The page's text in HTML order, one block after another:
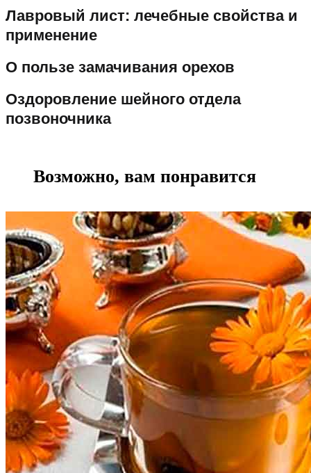
Лавровый лист: лечебные свойства и
применение
О пользе замачивания орехов
Оздоровление шейного отдела
позвоночника
Возможно, вам понравится